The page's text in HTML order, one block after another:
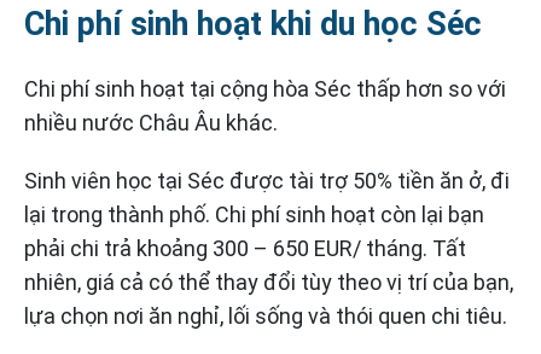
Chi phí sinh hoạt khi du học Séc
Chi phí sinh hoạt tại cộng hòa Séc thấp hơn so với
nhiều nước Châu Âu khác.
Sinh viên học tại Séc được tài trợ 50% tiền ăn ở, đi
lại trong thành phố. Chi phí sinh hoạt còn lại bạn
phải chi trả khoảng 300 – 650 EUR/ tháng. Tất
nhiên, giá cả có thể thay đổi tùy theo vị trí của bạn,
lựa chọn nơi ăn nghỉ, lối sống và thói quen chi tiêu.